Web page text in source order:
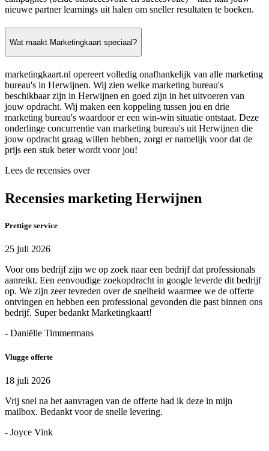
nieuwe partner learnings uit halen om sneller resultaten te boeken.
Wat maakt Marketingkaart speciaal?
marketingkaart.nl opereert volledig onafhankelijk van alle marketing
bureau's in Herwijnen. Wij zien welke marketing bureau's
beschikbaar zijn in Herwijnen en goed zijn in het uitvoeren van
jouw opdracht. Wij maken een koppeling tussen jou en drie
marketing bureau's waardoor er een win-win situatie ontstaat. Deze
onderlinge concurrentie van marketing bureau's uit Herwijnen die
jouw opdracht graag willen hebben, zorgt er namelijk voor dat de
prijs een stuk beter wordt voor jou!
Lees de recensies over
Recensies marketing Herwijnen
Prettige service
25 juli 2026
Voor ons bedrijf zijn we op zoek naar een bedrijf dat professionals
aanreikt. Een eenvoudige zoekopdracht in google leverde dit bedrijf
op. We zijn zeer tevreden over de snelheid waarmee we de offerte
ontvingen en hebben een professional gevonden die past binnen ons
bedrijf. Super bedankt Marketingkaart!
- Daniëlle Timmermans
Vlugge offerte
18 juli 2026
Vrij snel na het aanvragen van de offerte had ik deze in mijn
mailbox. Bedankt voor de snelle levering.
- Joyce Vink